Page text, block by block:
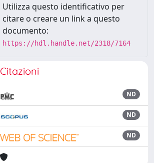
Utilizza questo identificativo per
citare o creare un link a questo
documento:
https://hdl.handle.net/2318/7164
Citazioni
ND
ND
ND